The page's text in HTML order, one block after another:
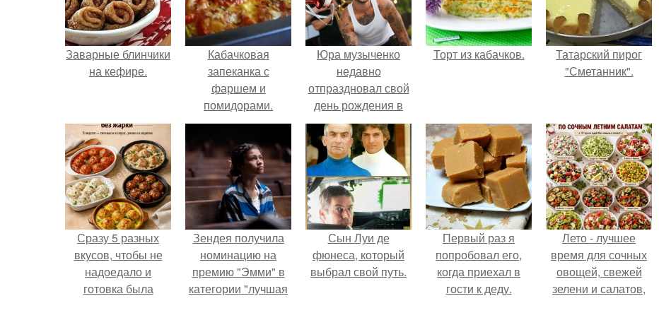
Заварные блинчики
на кефире.
Кабачковая
запеканка с
фаршем и
помидорами.
Юра музыченко
недавно
отпраздновал свой
день рождения в
кругу самых
близких и родных
людей.
Торт из кабачков.
Татарский пирог
"Сметанник".
Сразу 5 разных
вкусов, чтобы не
надоедало и
готовка была
Зендея получила
номинацию на
премию "Эмми" в
категории "лучшая
Сын Луи де
фюнеса, который
выбрал свой путь.
Первый раз я
попробовал его,
когда приехал в
гости к деду.
Лето - лучшее
время для сочных
овощей, свежей
зелени и салатов,